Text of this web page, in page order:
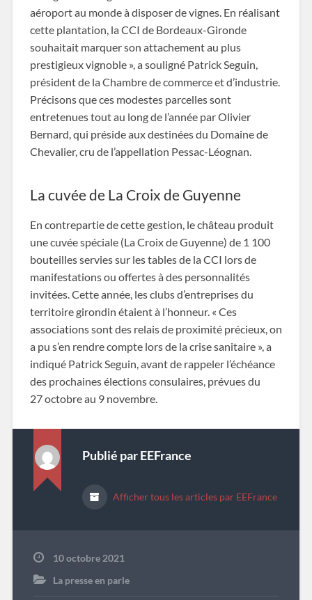
aéroport au monde à disposer de vignes. En réalisant
cette plantation, la CCI de Bordeaux-Gironde
souhaitait marquer son attachement au plus
prestigieux vignoble », a souligné Patrick Seguin,
président de la Chambre de commerce et d’industrie.
Précisons que ces modestes parcelles sont
entretenues tout au long de l’année par Olivier
Bernard, qui préside aux destinées du Domaine de
Chevalier, cru de l’appellation Pessac-Léognan.
La cuvée de La Croix de Guyenne
En contrepartie de cette gestion, le château produit
une cuvée spéciale (La Croix de Guyenne) de 1 100
bouteilles servies sur les tables de la CCI lors de
manifestations ou offertes à des personnalités
invitées. Cette année, les clubs d’entreprises du
territoire girondin étaient à l’honneur. « Ces
associations sont des relais de proximité précieux, on
a pu s’en rendre compte lors de la crise sanitaire », a
indiqué Patrick Seguin, avant de rappeler l’échéance
des prochaines élections consulaires, prévues du
27 octobre au 9 novembre.
Publié parEEFrance
Afficher tous les articles par EEFrance
10 octobre 2021
La presse en parle